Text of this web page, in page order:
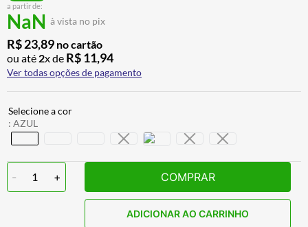
a partir de:
NaN à vista no pix
R$23,89 no cartão
ou até 2x de R$11,94
Ver todas opções de pagamento
: AZUL
- 1 + COMPRAR
ADICIONAR AO CARRINHO
7º
8º
9º AIROH
10º BOTAS